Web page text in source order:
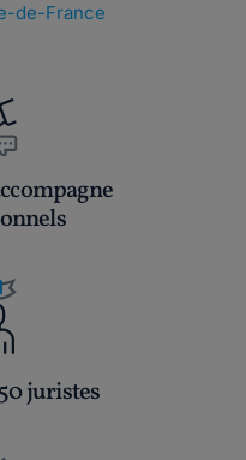
de-France
juristes